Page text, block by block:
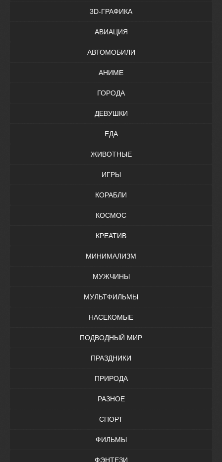
3D-ГРАФИКА
АВИАЦИЯ
АВТОМОБИЛИ
АНИМЕ
ГОРОДА
ДЕВУШКИ
ЕДА
ЖИВОТНЫЕ
ИГРЫ
КОРАБЛИ
КОСМОС
КРЕАТИВ
МИНИМАЛИЗМ
МУЖЧИНЫ
МУЛЬТФИЛЬМЫ
НАСЕКОМЫЕ
ПОДВОДНЫЙ МИР
ПРАЗДНИКИ
ПРИРОДА
РАЗНОЕ
СПОРТ
ФИЛЬМЫ
ФЭНТЕЗИ